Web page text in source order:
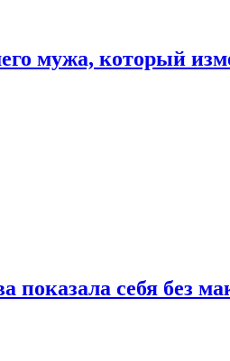
мужа, который
показала себя без